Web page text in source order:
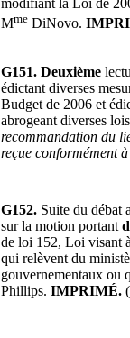
Mme DiNovo.
G151. Deuxième
édictant diverses
Budget de 2006 et
abrogeant diverses
recommandation du
reçue conformément
G152. Suite du débat
sur la motion portant
de loi 152, Loi visant
qui relèvent du
gouvernementaux ou
Phillips. IMPRIMÉ.